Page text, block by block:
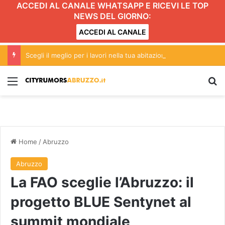
ACCEDI AL CANALE WHATSAPP E RICEVI LE TOP
NEWS DEL GIORNO:
ACCEDI AL CANALE
Menu
Home /Abruzzo
Abruzzo
La FAO sceglie l’Abruzzo: il
progetto BLUE Sentynet al